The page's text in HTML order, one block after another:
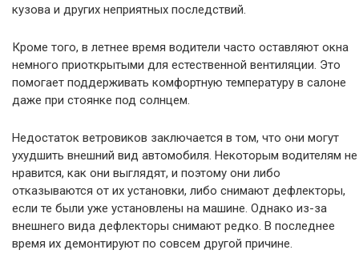
кузова и других неприятных последствий.
Кроме того, в летнее время водители часто оставляют окна
немного приоткрытыми для естественной вентиляции. Это
помогает поддерживать комфортную температуру в салоне
даже при стоянке под солнцем.
Недостаток ветровиков заключается в том, что они могут
ухудшить внешний вид автомобиля. Некоторым водителям не
нравится, как они выглядят, и поэтому они либо
отказываются от их установки, либо снимают дефлекторы,
если те были уже установлены на машине. Однако из-за
внешнего вида дефлекторы снимают редко. В последнее
время их демонтируют по совсем другой причине.